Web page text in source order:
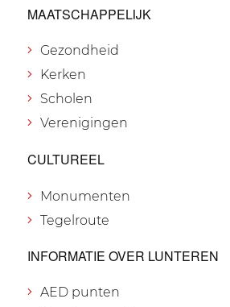
MAATSCHAPPELIJK
Gezondheid
Kerken
Scholen
Verenigingen
CULTUREEL
Monumenten
Tegelroute
INFORMATIE OVER LUNTEREN
AED punten